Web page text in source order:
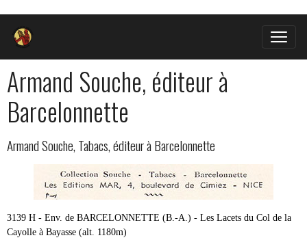
Armand Souche, éditeur à
Barcelonnette
Armand Souche, Tabacs, éditeur à Barcelonnette
3139 H - Env. de BARCELONNETTE (B.-A.) - Les Lacets du Col de la
Cayolle à Bayasse (alt. 1180m)